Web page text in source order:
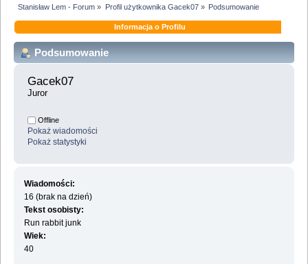
Stanisław Lem - Forum » Profil użytkownika Gacek07» Podsumowanie
Informacja o Profilu
Podsumowanie
Gacek07
Juror
Offline
Pokaż wiadomości
Pokaż statystyki
Wiadomości:
16 (brak na dzień)
Tekst osobisty:
Run rabbit junk
Wiek:
40